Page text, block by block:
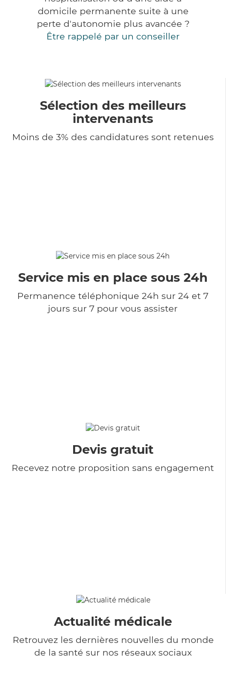
domicile permanente suite à une
perte d'autonomie plus avancée ?
Être rappelé par un conseiller
Sélection des meilleurs
intervenants
Moins de 3% des candidatures sont retenues
Service mis en place sous 24h
Permanence téléphonique 24h sur 24 et 7
jours sur 7 pour vous assister
Devis gratuit
Recevez notre proposition sans engagement
Actualité médicale
Retrouvez les dernières nouvelles du monde
de la santé sur nos réseaux sociaux